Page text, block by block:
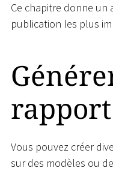
Ce chapitre donne un
publication les plus
rapport
Vous pouvez créer
sur des modèles ou